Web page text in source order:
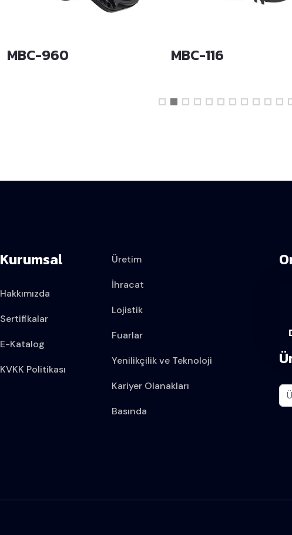
MBC-960 MBC-116
Kurumsal
Hakkımızda
Sertifikalar
E-Katalog
KVKK Politikası
Üretim
İhracat
Lojistik
Fuarlar
Yenilikçilik ve Teknoloji
Kariyer Olanakları
Basında